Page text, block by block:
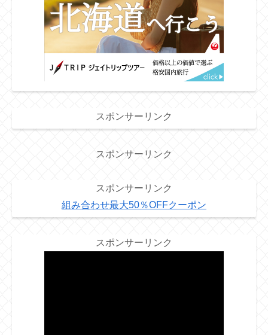
スポンサーリンク
スポンサーリンク
スポンサーリンク
組み合わせ最大50％OFFクーポン
スポンサーリンク